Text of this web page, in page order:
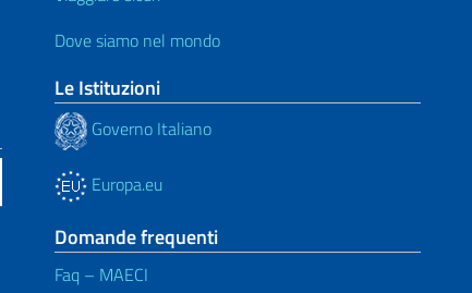
Dove siamo nel mondo
Le Istituzioni
Governo Italiano
Europa.eu
Domande frequenti
Faq – MAECI